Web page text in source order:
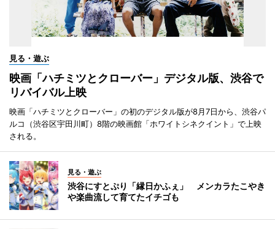
見る・遊ぶ
映画「ハチミツとクローバー」デジタル版、渋谷で
リバイバル上映
映画「ハチミツとクローバー」の初のデジタル版が8月7日から、渋谷パ
ルコ（渋谷区宇田川町）8階の映画館「ホワイトシネクイント」で上映
される。
見る・遊ぶ
渋谷にすとぷり「縁日かふぇ」 メンカラたこやき
や楽曲流して育てたイチゴも